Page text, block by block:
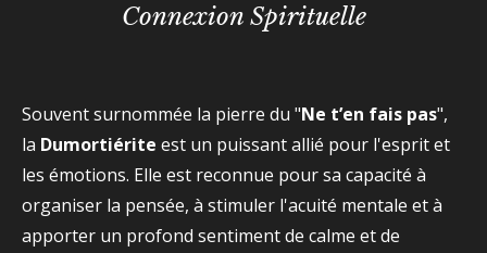
Connexion Spirituelle
Souvent surnommée la pierre du "Ne t’en fais pas",
la Dumortiérite est un puissant allié pour l'esprit et
les émotions. Elle est reconnue pour sa capacité à
organiser la pensée, à stimuler l'acuité mentale et à
apporter un profond sentiment de calme et de